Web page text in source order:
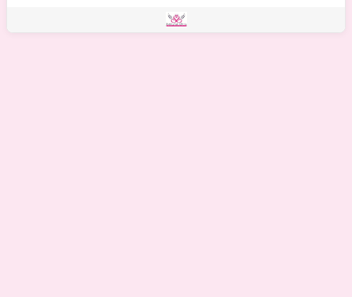
2021 Somchai Clinic. All Rights Reserved. Powered by